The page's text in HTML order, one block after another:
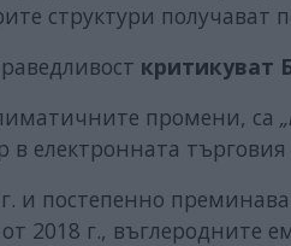
структури получават
критикуват
промени, са
в електронната
и постепенно
2018 г., въглеродните